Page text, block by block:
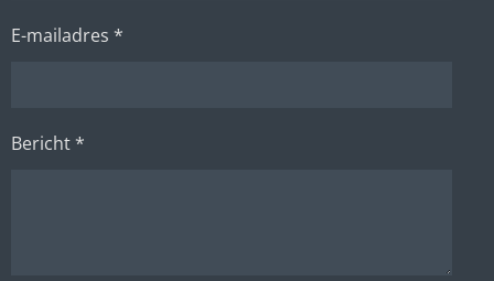
E-mailadres *
Bericht *